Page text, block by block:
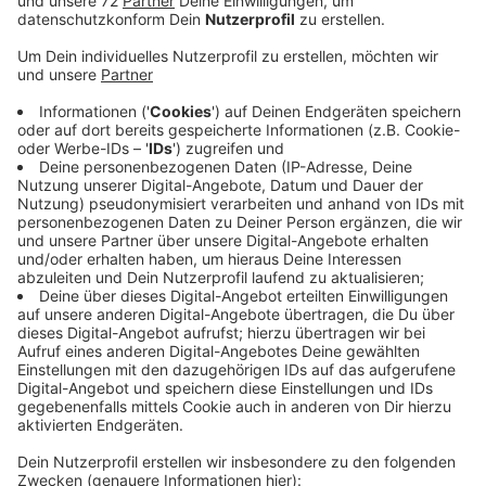
Die Anlagen sollen Strom für 30 000 Haushalte im Jahr
Stand wollen die Stadtwerke heute bei einer
Windmesse auf dem Hof Stockmann vorstellen. Die
Initiative Gegenwind wehrt sich gegen das Projekt und
organisiert vor dem Start der Windmesse eine
Demonstration auf dem Oberstockumer Weg. Die
Windräder sind zu nach an der Wohnsiedlung geplant
und schaden dem Landschaftsbild. In dem
Vorbescheid bestätigt der Kreis, dass sich alle
Standorte planungsrechtlich für den Bau von
Windanlagen eignen. Die Stadtwerke Münster wollen
mit Gutachten beweisen, dass die Windräder weder
der Natur noch den Anwohnern schaden. Ein Baustart
der Anlagen könnte in drei Jahren sein. Die Polizei
begleitet die Demo heute und sorgt für Sicherheit.